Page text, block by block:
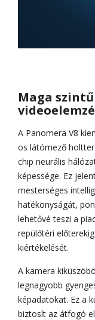
Maga
A Panomera V8
os látómező
chip neurális
képessége. Ez
mesterséges
hatékonyságát,
lehetővé teszi a
repülőtéri
kiértékelését.
A kamera
legnagyobb
képadatokat. Ez a
biztosít az átfogó